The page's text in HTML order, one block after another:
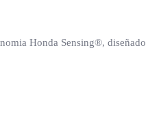
Honda Sensing®, diseñado